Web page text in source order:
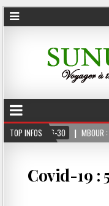
TOP INFOS
: LES GENDARMES ONT SAISI
Covid-19 :